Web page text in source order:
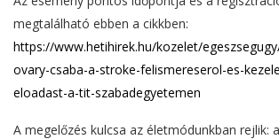
megtalálható ebben a cikkben:
https://www.hetihirek.hu/kozelet/
ovary-csaba-a-stroke-felismereserol-es-
eloadast-a-tit-szabadegyetemen
A megelőzés kulcsa az életmódunkban rejlik: